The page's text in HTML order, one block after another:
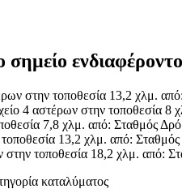
σημείο
στην τοποθεσία 13,2 χλμ.
4 αστέρων στην τοποθεσία
7,8 χλμ. από: Σταθμός
13,2 χλμ. από:
τοποθεσία 18,2 χλμ. από:
καταλύματος